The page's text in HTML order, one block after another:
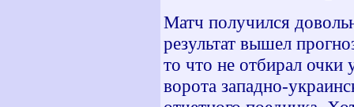
Матч получился
результат вышел
то что не отбирал очки
ворота западно-